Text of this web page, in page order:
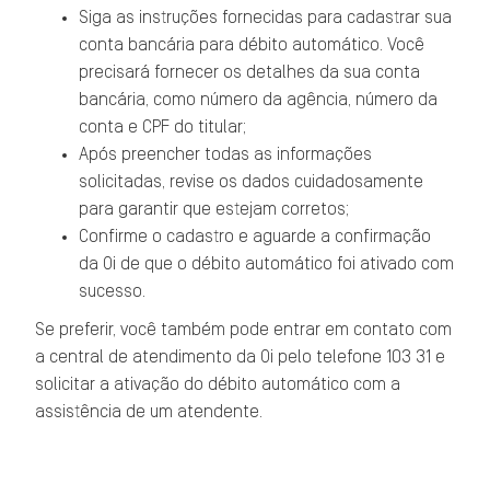
Siga as instruções fornecidas para cadastrar sua
conta bancária para débito automático. Você
precisará fornecer os detalhes da sua conta
bancária, como número da agência, número da
conta e CPF do titular;
Após preencher todas as informações
solicitadas, revise os dados cuidadosamente
para garantir que estejam corretos;
Confirme o cadastro e aguarde a confirmação
da Oi de que o débito automático foi ativado com
sucesso.
Se preferir, você também pode entrar em contato com
a central de atendimento da Oi pelo telefone 103 31 e
solicitar a ativação do débito automático com a
assistência de um atendente.